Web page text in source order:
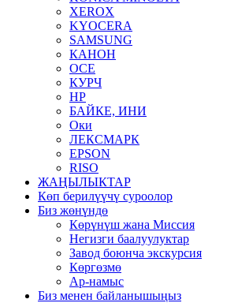
XEROX
KYOCERA
SAMSUNG
КАНОН
OCE
КУРЧ
HP
БАЙКЕ, ИНИ
Оки
ЛЕКСМАРК
EPSON
RISO
ЖАҢЫЛЫКТАР
Көп берилүүчү суроолор
Биз жөнүндө
Көрүнүш жана Миссия
Негизги баалуулуктар
Завод боюнча экскурсия
Көргөзмө
Ар-намыс
Биз менен байланышыңыз